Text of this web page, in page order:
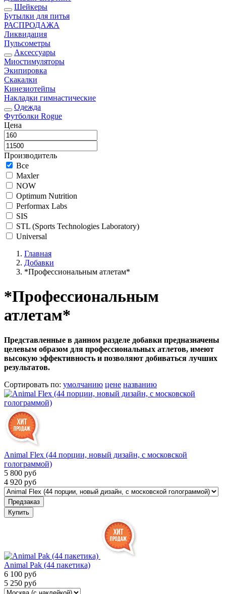
Шейкеры
Бутылки для питья
РАСПРОДАЖА
Ликвидация
Пульсометры
Аксессуары
Миостимуляторы
Экипировка
Скакалки
Кинезиотейпы
Накладки гимнастические
Одежда
Футболки Rogue
Цена
Производитель
Все
Maxler
NOW
Optimum Nutrition
Performax Labs
SIS
STL (Sports Technologies Laboratory)
Universal
Главная
Добавки
*Профессиональным атлетам*
*Профессиональным
атлетам*
Представленные в данном разделе добавки предназначены
целевым образом для профессиональных атлетов, имеют
высокую эффективность и позволяют добиваться лучших
результатов.
Сортировать по: умолчанию цене названию
Animal Flex (44 порции, новый дизайн, с московской
голограммой)
5 800 руб
4 920 руб
Предзаказ
Купить
Animal Pak (44 пакетика)
6 100 руб
5 250 руб